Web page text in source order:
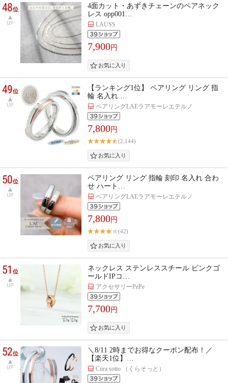
48位
UP
4面カット・あずきチェーンのペアネック
レス opp001…
LAUSS
7,900円
49位
UP
【ランキング1位】 ペアリング リング 指
輪 名入れ …
ペアリングLAEラアモーレエテルノ
7,800円
(2,144)
50位
UP
ペアリング リング 指輪 刻印 名入れ 合わ
せ ハート…
ペアリングLAEラアモーレエテルノ
7,800円
(42)
51位
UP
ネックレス ステンレススチール ピンクゴ
ールドIPコ…
アクセサリーPePe
7,700円
52位
UP
＼8/11 2時までお得なクーポン配布！／
【楽天1位】…
Cura sotto （くらそっと）